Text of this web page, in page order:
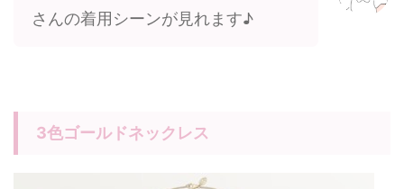
さんの着用シーンが見れます♪
3色ゴールドネックレス